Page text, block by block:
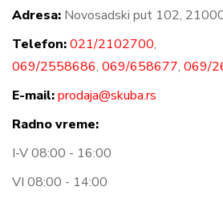
Lokalne poslovnice
Lokacije u inostranstvu
Adresa: Novosadski put 102,
Telefon:021/2102700,
069/2558686, 069/658677, 069/
E-mail:prodaja@skuba.rs
Radno vreme:
I-V 08:00 - 16:00
VI 08:00 - 14:00